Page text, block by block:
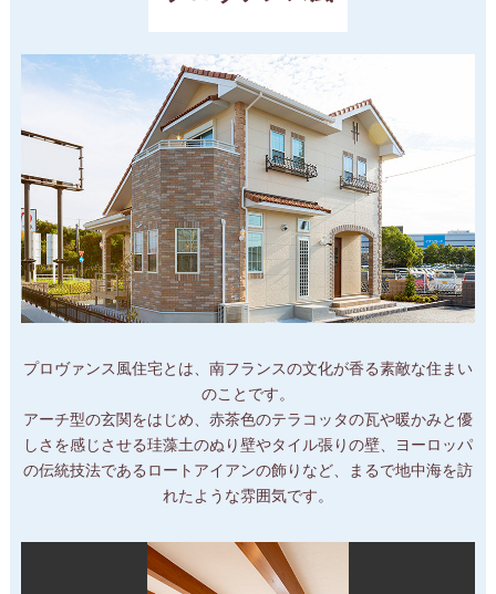
プロヴァンス風住宅とは、南フランスの文化が香る素敵な住まい
のことです。
アーチ型の玄関をはじめ、赤茶色のテラコッタの瓦や暖かみと優
しさを感じさせる珪藻土のぬり壁やタイル張りの壁、ヨーロッパ
の伝統技法であるロートアイアンの飾りなど、まるで地中海を訪
れたような雰囲気です。